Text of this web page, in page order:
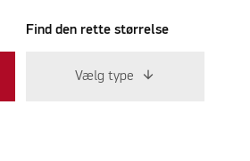
Find den rette størrelse
Vælg type